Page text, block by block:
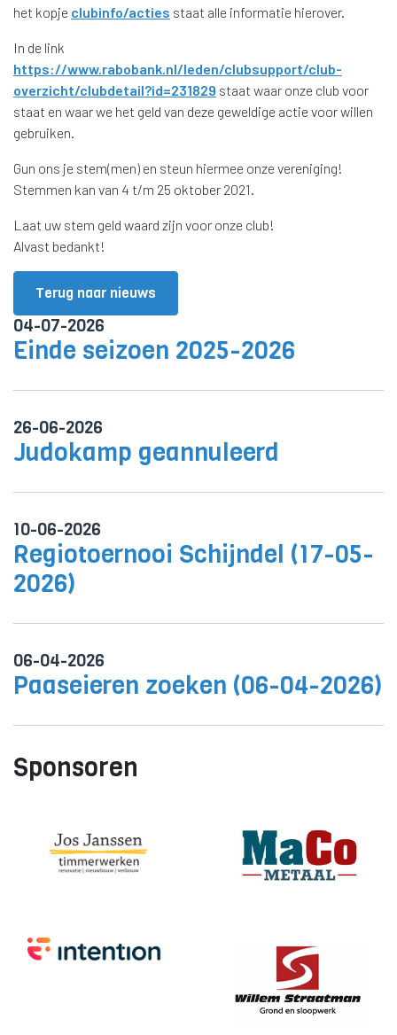
het kopje clubinfo/acties staat alle informatie hierover.
In de link
https://www.rabobank.nl/leden/clubsupport/club-
overzicht/clubdetail?id=231829 staat waar onze club voor
staat en waar we het geld van deze geweldige actie voor willen
gebruiken.
Gun ons je stem(men) en steun hiermee onze vereniging!
Stemmen kan van 4 t/m 25 oktober 2021.
Laat uw stem geld waard zijn voor onze club!
Alvast bedankt!
Terug naar nieuws
04-07-2026
Einde seizoen 2025-2026
26-06-2026
Judokamp geannuleerd
10-06-2026
Regiotoernooi Schijndel (17-05-
2026)
06-04-2026
Paaseieren zoeken (06-04-2026)
Sponsoren